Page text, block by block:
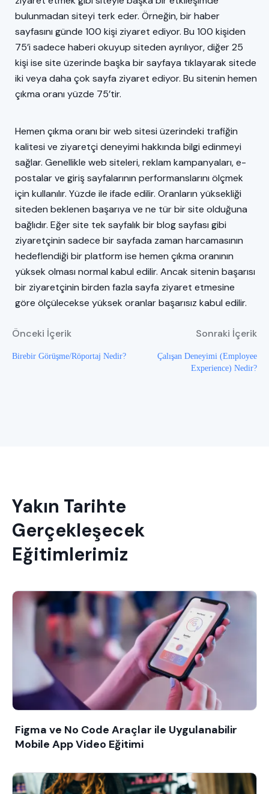
bulunmadan siteyi terk eder. Örneğin, bir haber
sayfasını günde 100 kişi ziyaret ediyor. Bu 100 kişiden
75’i sadece haberi okuyup siteden ayrılıyor, diğer 25
kişi ise site üzerinde başka bir sayfaya tıklayarak sitede
iki veya daha çok sayfa ziyaret ediyor. Bu sitenin hemen
çıkma oranı yüzde 75’tir.
Hemen çıkma oranı bir web sitesi üzerindeki trafiğin
kalitesi ve ziyaretçi deneyimi hakkında bilgi edinmeyi
sağlar. Genellikle web siteleri, reklam kampanyaları, e-
postalar ve giriş sayfalarının performanslarını ölçmek
için kullanılır. Yüzde ile ifade edilir. Oranların yüksekliği
siteden beklenen başarıya ve ne tür bir site olduğuna
bağlıdır. Eğer site tek sayfalık bir blog sayfası gibi
ziyaretçinin sadece bir sayfada zaman harcamasının
hedeflendiği bir platform ise hemen çıkma oranının
yüksek olması normal kabul edilir. Ancak sitenin başarısı
bir ziyaretçinin birden fazla sayfa ziyaret etmesine
göre ölçülecekse yüksek oranlar başarısız kabul edilir.
Sonraki İçerik
Önceki İçerik
Birebir Görüşme/Röportaj Nedir?
Çalışan Deneyimi (Employee
Experience) Nedir?
Yakın Tarihte
Gerçekleşecek
Eğitimlerimiz
Figma ve No Code Araçlar ile Uygulanabilir
Mobile App Video Eğitimi